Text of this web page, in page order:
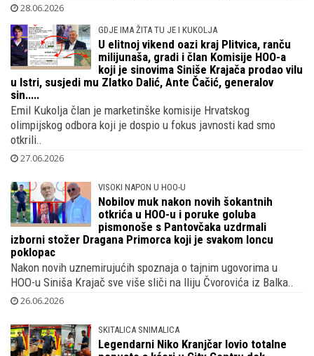
preokret i krenuli smo put pobjede protiv Gane pa ne čudi da je..
28.06.2026
GDJE IMA ŽITA TU JE I KUKOLJA
U elitnoj vikend oazi kraj Plitvica, ranču
milijunaša, gradi i član Komisije HOO-a
koji je sinovima Siniše Krajača prodao vilu
u Istri, susjedi mu Zlatko Dalić, Ante Čačić, generalov
sin.....
Emil Kukolja član je marketinške komisije Hrvatskog
olimpijskog odbora koji je dospio u fokus javnosti kad smo
otkrili..
VISOKI NAPON U HOO-U
Nobilov muk nakon novih šokantnih
otkrića u HOO-u i poruke goluba
pismonoše s Pantovčaka uzdrmali
izborni stožer Dragana Primorca koji je svakom loncu
poklopac
Nakon novih uznemirujućih spoznaja o tajnim ugovorima u
HOO-u Siniša Krajač sve više sliči na Iliju Čvorovića iz Balka..
SKITALICA SNIMALICA